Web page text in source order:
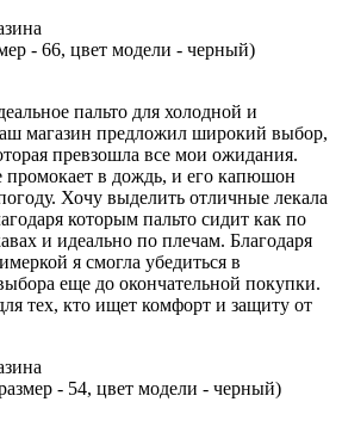
- 66, цвет модели - черный)
пальто для холодной и
магазин предложил широкий выбор,
превзошла все мои ожидания.
промокает в дождь, и его капюшон
Хочу выделить отличные лекала
которым пальто сидит как по
и идеально по плечам. Благодаря
я смогла убедиться в
еще до окончательной покупки.
тех, кто ищет комфорт и защиту от
- 54, цвет модели - черный)